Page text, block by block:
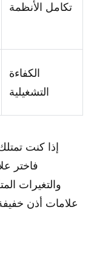
تكامل الأنظمة
الكفاءة
التشغيلية
إذا كنت
فاختر
والتغيرات
علامات أذن